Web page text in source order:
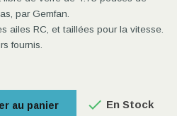
par Gemfan.
ailes RC, et taillées pour la vitesse.
fournis.
au panier  En Stock